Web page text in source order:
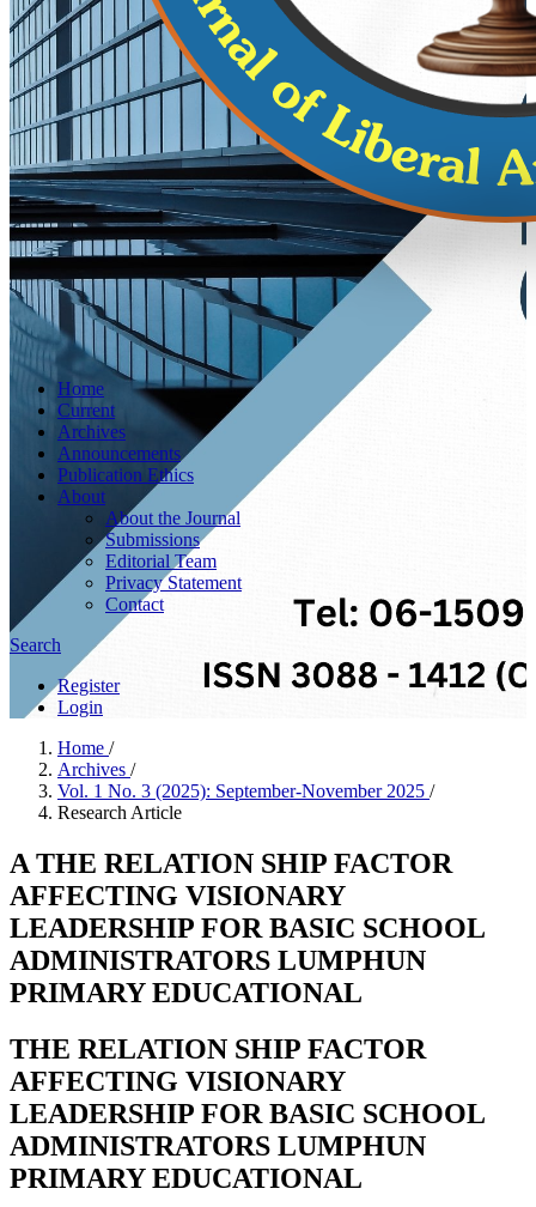
Home
Current
Archives
Announcements
Publication Ethics
About
About the Journal
Submissions
Editorial Team
Privacy Statement
Contact
Search
Register
Login
Home /
Archives /
Vol. 1 No. 3 (2025): September-November 2025 /
Research Article
A THE RELATION SHIP FACTOR
AFFECTING VISIONARY
LEADERSHIP FOR BASIC SCHOOL
ADMINISTRATORS LUMPHUN
PRIMARY EDUCATIONAL
THE RELATION SHIP FACTOR
AFFECTING VISIONARY
LEADERSHIP FOR BASIC SCHOOL
ADMINISTRATORS LUMPHUN
PRIMARY EDUCATIONAL